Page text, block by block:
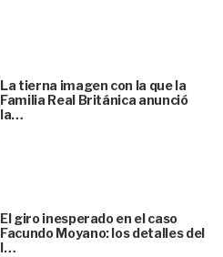
La tierna imagen con la que la
Familia Real Británica anunció
la…
El giro inesperado en el caso
Facundo Moyano: los detalles del
l…